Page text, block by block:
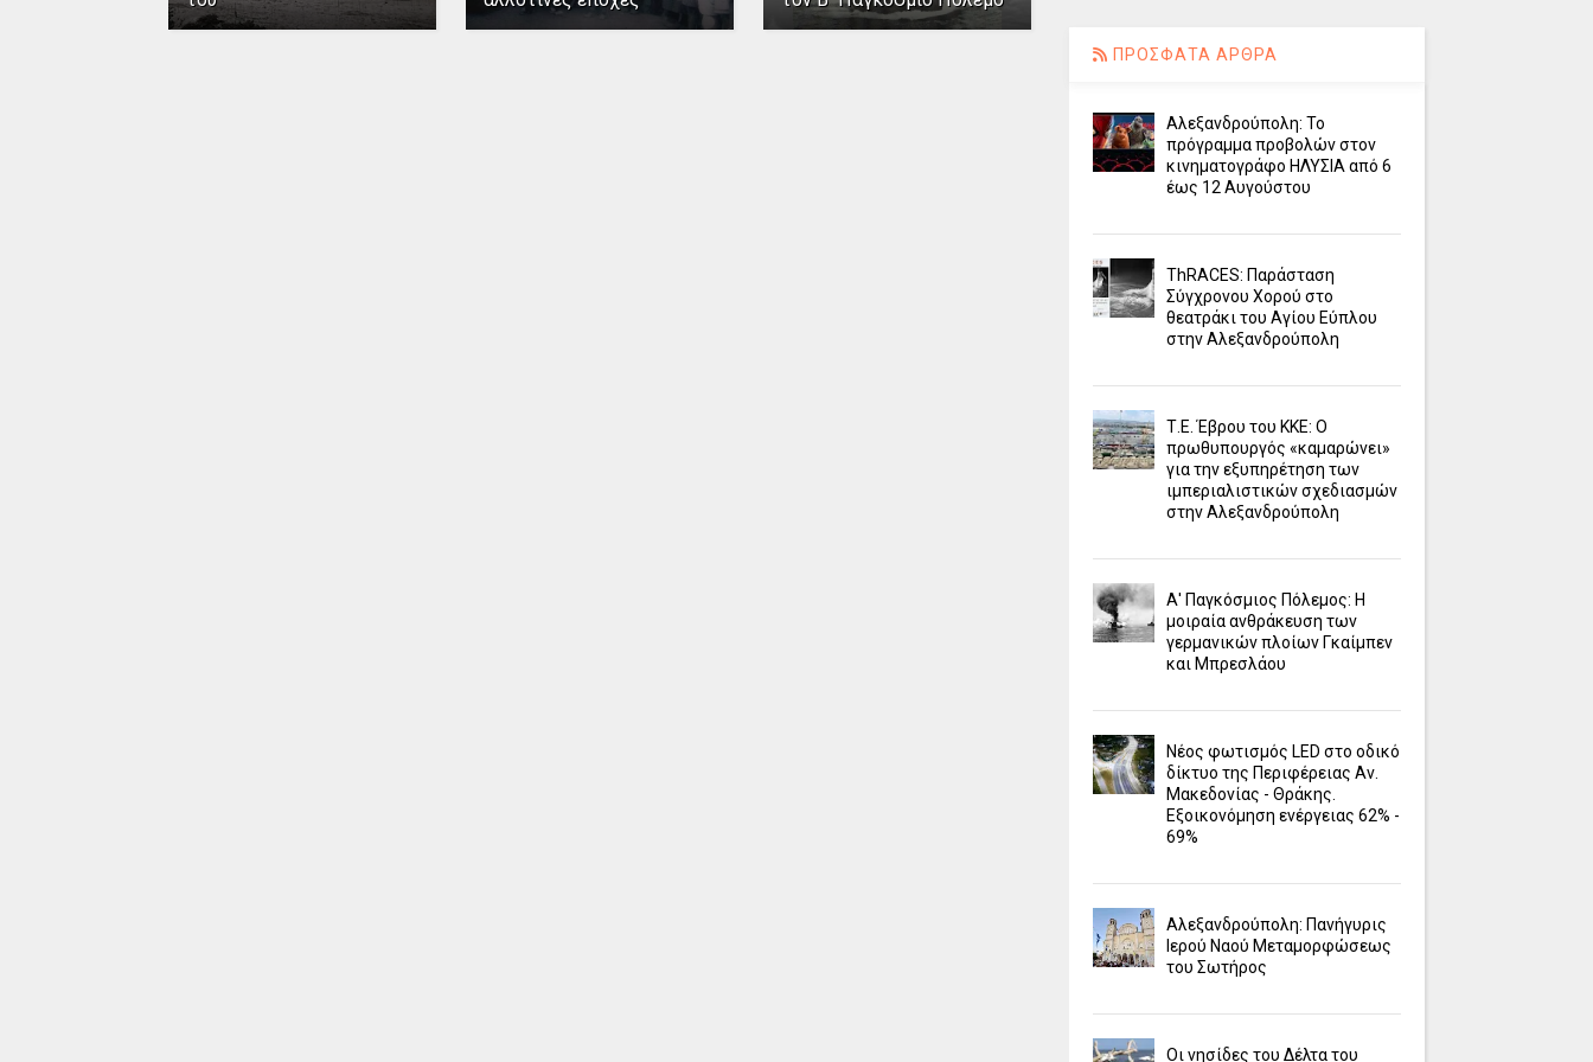
ΠΡΟΣΦΑΤΑ ΑΡΘΡΑ
Αλεξανδρούπολη: Το
πρόγραμμα προβολών στον
κινηματογράφο ΗΛΥΣΙΑ από 6
έως 12 Αυγούστου
ΤhRACES: Παράσταση
Σύγχρονου Χορού στο
θεατράκι του Αγίου Εύπλου
στην Αλεξανδρούπολη
Τ.Ε. Έβρου του ΚΚΕ: Ο
πρωθυπουργός «καμαρώνει»
για την εξυπηρέτηση των
ιμπεριαλιστικών σχεδιασμών
στην Αλεξανδρούπολη
Α' Παγκόσμιος Πόλεμος: Η
μοιραία ανθράκευση των
γερμανικών πλοίων Γκαίμπεν
και Μπρεσλάου
Νέος φωτισμός LED στο οδικό
δίκτυο της Περιφέρειας Αν.
Μακεδονίας - Θράκης.
Εξοικονόμηση ενέργειας 62% -
69%
Αλεξανδρούπολη: Πανήγυρις
Ιερού Ναού Μεταμορφώσεως
του Σωτήρος
Οι νησίδες του Δέλτα του